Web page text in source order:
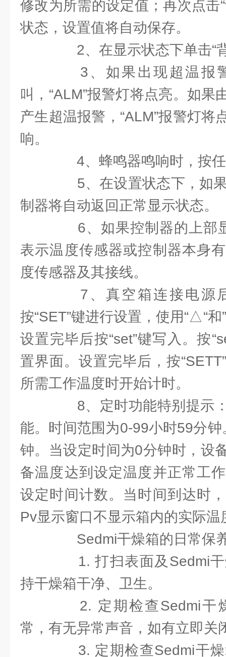
修改为所需的设定值；再次点击
状态，设置值将自动保存。
2、在显示状态下单击“
3、如果出现超温报
叫，“ALM”报警灯将点亮。如果
产生超温报警，“ALM”报警灯将
响。
4、蜂鸣器鸣响时，按任
5、在设置状态下，如果
制器将自动返回正常显示状态。
6、如果控制器的上部
表示温度传感器或控制器本身
度传感器及其接线。
7、真空箱连接电源
按“SET”键进行设置，使用“△“
设置完毕后按“set”键写入。按
置界面。设置完毕后，按
所需工作温度时开始计时。
8、定时功能特别提示：
能。时间范围为0-99小时59分
钟。当设定时间为0分钟时，设
备温度达到设定温度并正常工
设定时间计数。当时间到达时
Pv显示窗口不显示箱内的实际温
Sedmi干燥箱的日常保
1. 打扫表面及Sedmi干
持干燥箱干净、卫生。
2. 定期检查Sedmi干
常，有无异常声音，如有立即关
3. 定期检查Sedmi干燥